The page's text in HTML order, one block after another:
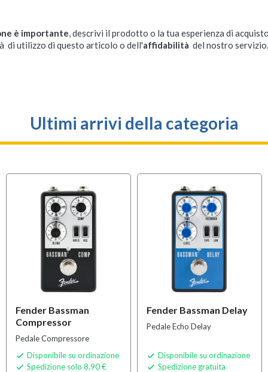
è importante, descrivi il prodotto o la tua esperienza di
di utilizzo di questo articolo o dell'affidabilità del nostro
Ultimi arrivi della categoria
Fender Bassman
Compressor
Pedale Compressore
 Disponibile su ordinazione
 Spedizione solo 8,90 €
Fender Bassman Delay
Pedale Echo Delay
 Disponibile su ordinazione
 Spedizione gratuita